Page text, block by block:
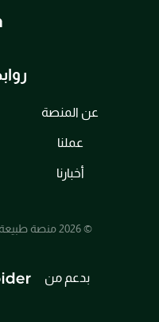
عن المنصة
عملنا
أخبارنا
© 2026 منصة طبيعة ليبيا، جميع الحقوق محفوظة.
بدعم من